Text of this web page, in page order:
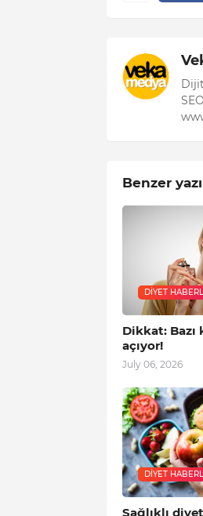
Benzer
DIYET
Dikkat:
açıyor!
July 06, 2026
DIYET
Sağlıklı